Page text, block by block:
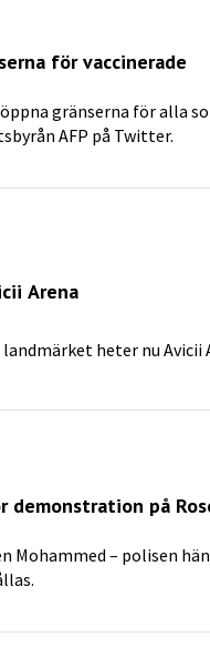
för vaccinerade
gränserna för alla
AFP på Twitter.
Arena
heter nu Avicii
demonstration på
Mohammed – polisen